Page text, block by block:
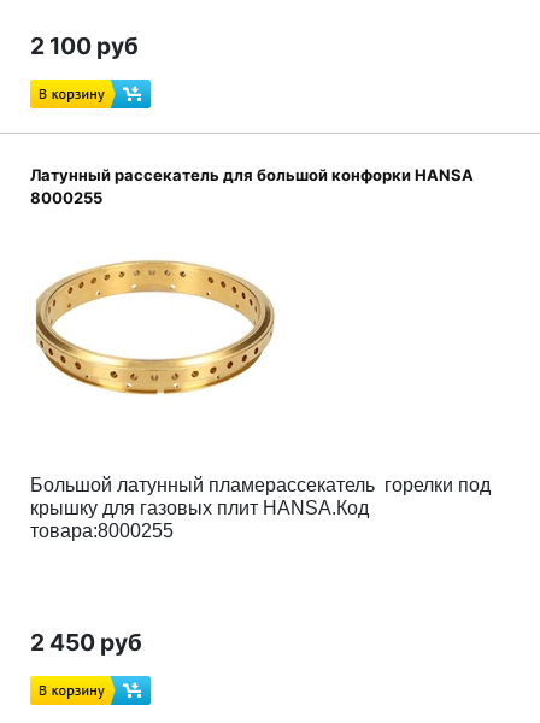
2 100 руб
Латунный рассекатель для большой конфорки HANSA
8000255
Большой латунный пламерассекатель горелки под
крышку для газовых плит HANSA.Код
товара:8000255
2 450 руб